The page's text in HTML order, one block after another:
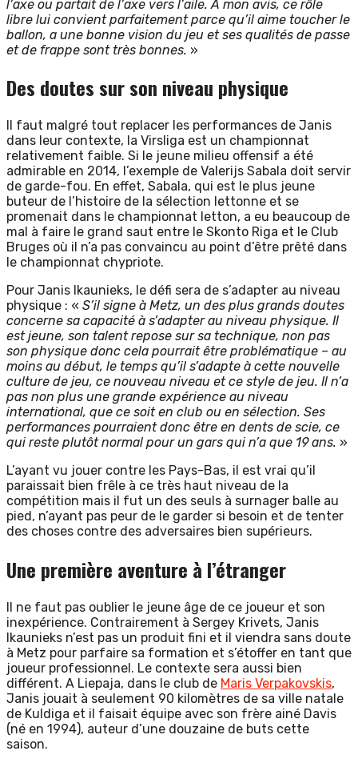
l’axe ou partait de l’axe vers l’aile. A mon avis, ce rôle
libre lui convient parfaitement parce qu’il aime toucher le
ballon, a une bonne vision du jeu et ses qualités de passe
et de frappe sont très bonnes. »
Des doutes sur son niveau physique
Il faut malgré tout replacer les performances de Janis
dans leur contexte, la Virsliga est un championnat
relativement faible. Si le jeune milieu offensif a été
admirable en 2014, l’exemple de Valerijs Sabala doit servir
de garde-fou. En effet, Sabala, qui est le plus jeune
buteur de l’histoire de la sélection lettonne et se
promenait dans le championnat letton, a eu beaucoup de
mal à faire le grand saut entre le Skonto Riga et le Club
Bruges où il n’a pas convaincu au point d’être prêté dans
le championnat chypriote.
Pour Janis Ikaunieks, le défi sera de s’adapter au niveau
physique : « S’il signe à Metz, un des plus grands doutes
concerne sa capacité à s’adapter au niveau physique. Il
est jeune, son talent repose sur sa technique, non pas
son physique donc cela pourrait être problématique – au
moins au début, le temps qu’il s’adapte à cette nouvelle
culture de jeu, ce nouveau niveau et ce style de jeu. Il n’a
pas non plus une grande expérience au niveau
international, que ce soit en club ou en sélection. Ses
performances pourraient donc être en dents de scie, ce
qui reste plutôt normal pour un gars qui n’a que 19 ans. »
L’ayant vu jouer contre les Pays-Bas, il est vrai qu’il
paraissait bien frêle à ce très haut niveau de la
compétition mais il fut un des seuls à surnager balle au
pied, n’ayant pas peur de le garder si besoin et de tenter
des choses contre des adversaires bien supérieurs.
Une première aventure à l’étranger
Il ne faut pas oublier le jeune âge de ce joueur et son
inexpérience. Contrairement à Sergey Krivets, Janis
Ikaunieks n’est pas un produit fini et il viendra sans doute
à Metz pour parfaire sa formation et s’étoffer en tant que
joueur professionnel. Le contexte sera aussi bien
différent. A Liepaja, dans le club de Maris Verpakovskis,
Janis jouait à seulement 90 kilomètres de sa ville natale
de Kuldiga et il faisait équipe avec son frère ainé Davis
(né en 1994), auteur d’une douzaine de buts cette
saison.